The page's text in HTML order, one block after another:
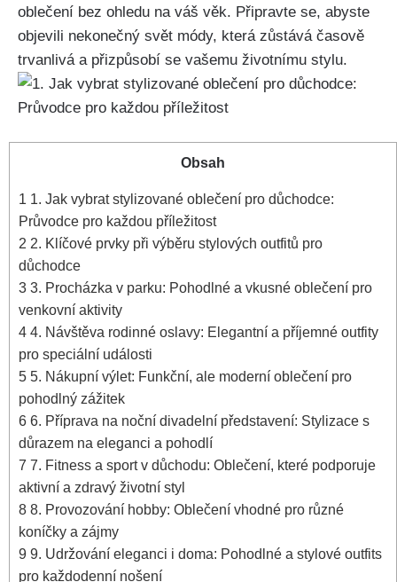
oblečení ⁤bez ohledu ⁤na váš ‍věk. ⁢Připravte se, abyste
objevili nekonečný ⁢svět módy, ⁤která zůstává časově
trvanlivá a přizpůsobí se‌ vašemu ⁤životnímu stylu.
Obsah
1 1. Jak vybrat stylizované ‌oblečení pro důchodce:
Průvodce​ pro každou příležitost
2 2. Klíčové ⁢prvky při ​výběru stylových ⁤outfitů pro
důchodce
3 3. Procházka⁤ v parku: ⁣Pohodlné a​ vkusné oblečení​ pro
venkovní⁣ aktivity
4 4. ‌Návštěva rodinné oslavy: Elegantní a ⁣příjemné outfity
pro speciální události
5 5. Nákupní výlet: Funkční, ale moderní ‍oblečení pro
pohodlný ⁤zážitek
6 6. Příprava​ na noční divadelní​ představení: Stylizace s
důrazem na eleganci ⁤a ‌pohodlí
7 7. Fitness a sport v důchodu: Oblečení,⁣ které ⁣podporuje
aktivní a ⁤zdravý životní styl
8 8. Provozování hobby:‌ Oblečení vhodné pro různé⁤
koníčky a zájmy
9 9.‍ Udržování eleganci⁤ i doma: ⁢Pohodlné‌ a stylové outfits
⁣pro každodenní‍ nošení